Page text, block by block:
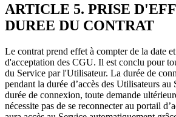
ARTICLE 5. PRISE
DUREE DU CONTRAT
Le contrat prend effet à compter de la date
d'acceptation des CGU. Il est conclu pour
du Service par l'Utilisateur. La durée de
pendant la durée d’accès des Utilisateurs au
durée de connexion, toute demande
nécessite pas de se reconnecter au portail